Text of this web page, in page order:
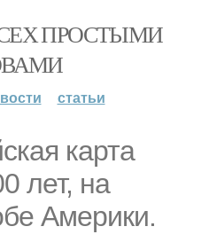
ПРОСТЫМИ
статьи
карта
лет, на
Америки.